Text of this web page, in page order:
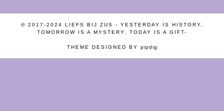
© 2017-2024 LIEFS BIJ ZUS - YESTERDAY IS HISTORY,
TOMORROW IS A MYSTERY, TODAY IS A GIFT-
THEME DESIGNED BY pipdig